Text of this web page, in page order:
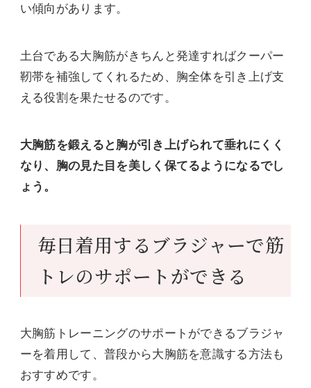
い傾向があります。
土台である大胸筋がきちんと発達すればクーパー
靭帯を補強してくれるため、胸全体を引き上げ支
える役割を果たせるのです。
大胸筋を鍛えると胸が引き上げられて垂れにくく
なり、胸の見た目を美しく保てるようになるでし
ょう。
毎日着用するブラジャーで筋
トレのサポートができる
大胸筋トレーニングのサポートができるブラジャ
ーを着用して、普段から大胸筋を意識する方法も
おすすめです。